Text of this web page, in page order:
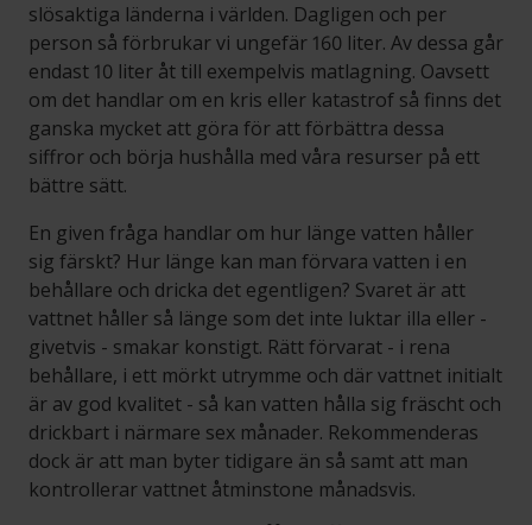
slösaktiga länderna i världen. Dagligen och per
person så förbrukar vi ungefär 160 liter. Av dessa går
endast 10 liter åt till exempelvis matlagning. Oavsett
om det handlar om en kris eller katastrof så finns det
ganska mycket att göra för att förbättra dessa
siffror och börja hushålla med våra resurser på ett
bättre sätt.
En given fråga handlar om hur länge vatten håller
sig färskt? Hur länge kan man förvara vatten i en
behållare och dricka det egentligen? Svaret är att
vattnet håller så länge som det inte luktar illa eller -
givetvis - smakar konstigt. Rätt förvarat - i rena
behållare, i ett mörkt utrymme och där vattnet initialt
är av god kvalitet - så kan vatten hålla sig fräscht och
drickbart i närmare sex månader. Rekommenderas
dock är att man byter tidigare än så samt att man
kontrollerar vattnet åtminstone månadsvis.